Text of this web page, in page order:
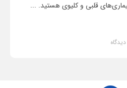
قلبی و کلیوی هستید. ...